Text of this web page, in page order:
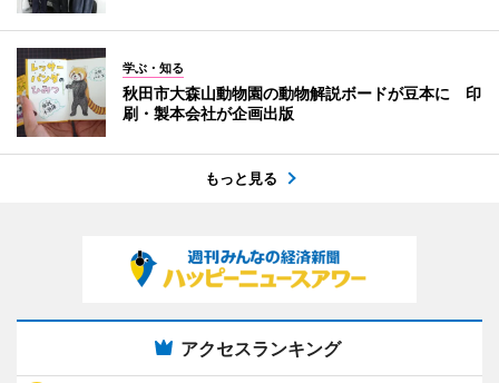
学ぶ・知る
秋田市大森山動物園の動物解説ボードが豆本に 印
刷・製本会社が企画出版
もっと見る
アクセスランキング